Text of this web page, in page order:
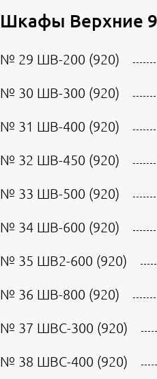
Шкафы Верхние
№ 29 ШВ-200 (920)
№ 30 ШВ-300 (920)
№ 31 ШВ-400 (920)
№ 32 ШВ-450 (920)
№ 33 ШВ-500 (920)
№ 34 ШВ-600 (920)
№ 35 ШВ2-600 (920)
№ 36 ШВ-800 (920)
№ 37 ШВС-300 (920)
№ 38 ШВС-400 (920)